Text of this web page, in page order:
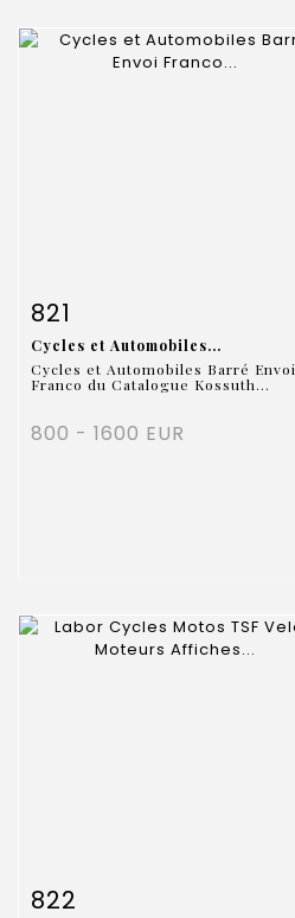
Fiche détaillée
821
Cycles et Automobiles...
Cycles et Automobiles Barré Envoi
Franco du Catalogue Kossuth...
800 - 1600 EUR
Fiche détaillée
822